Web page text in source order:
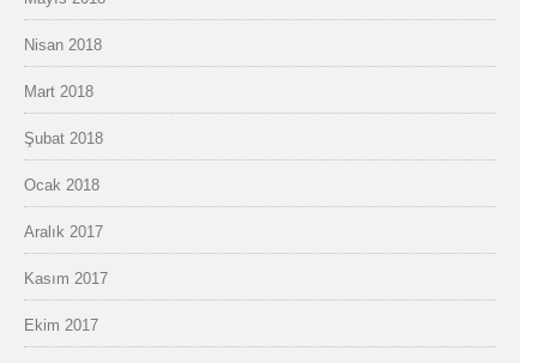
Nisan 2018
Mart 2018
Şubat 2018
Ocak 2018
Aralık 2017
Kasım 2017
Ekim 2017